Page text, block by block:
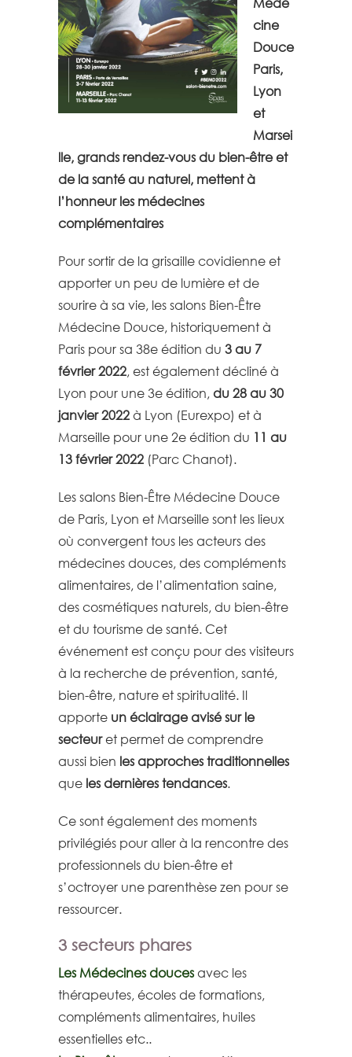
cine
Douce
Paris,
Lyon
et
Marsei
lle,grands rendez-vous du bien-être et
de la santé au naturel, mettent à
l’honneur les médecines
complémentaires
Pour sortir de la grisaille covidienne et
apporter un peu de lumière et de
sourire à sa vie, les salons Bien-Être
Médecine Douce, historiquement à
Paris pour sa 38e édition du 3 au 7
février 2022, est également décliné à
Lyon pour une 3e édition, du 28 au 30
janvier 2022à Lyon (Eurexpo) et à
Marseille pour une 2e édition du 11 au
13 février 2022 (Parc Chanot).
Les salons Bien-Être Médecine Douce
de Paris, Lyon et Marseille sont les lieux
où convergent tous les acteurs des
médecines douces, des compléments
alimentaires, de l’alimentation saine,
des cosmétiques naturels, du bien-être
et du tourisme de santé. Cet
événement est conçu pour des visiteurs
à la recherche de prévention, santé,
bien-être, nature et spiritualité. Il
apporte un éclairage avisé sur le
secteuret permet de comprendre
aussi bien les approches traditionnelles
que les dernières tendances.
Ce sont également des moments
privilégiés pour aller à la rencontre des
professionnels du bien-être et
s’octroyer une parenthèse zen pour se
ressourcer.
3 secteurs phares
Les Médecines doucesavec les
thérapeutes, écoles de formations,
compléments alimentaires, huiles
essentielles etc..